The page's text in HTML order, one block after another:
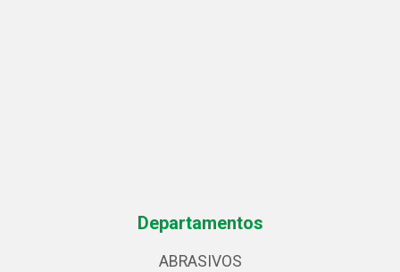
Departamentos
ABRASIVOS